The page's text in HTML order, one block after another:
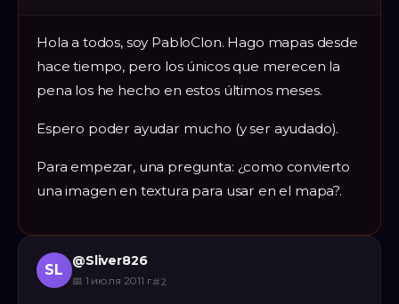
Hola a todos, soy PabloClon. Hago mapas desde
hace tiempo, pero los únicos que merecen la
pena los he hecho en estos últimos meses.
Espero poder ayudar mucho (y ser ayudado).
Para empezar, una pregunta: ¿como convierto
una imagen en textura para usar en el mapa?.
SL
@Sliver826
📅 1 июля 2011 г.#2